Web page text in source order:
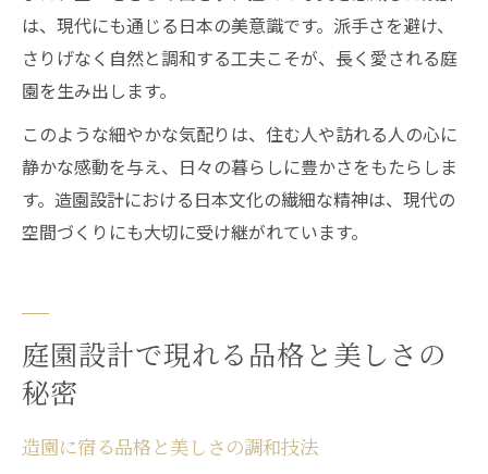
は、現代にも通じる日本の美意識です。派手さを避け、
さりげなく自然と調和する工夫こそが、長く愛される庭
園を生み出します。
このような細やかな気配りは、住む人や訪れる人の心に
静かな感動を与え、日々の暮らしに豊かさをもたらしま
す。造園設計における日本文化の繊細な精神は、現代の
空間づくりにも大切に受け継がれています。
庭園設計で現れる品格と美しさの
秘密
造園に宿る品格と美しさの調和技法